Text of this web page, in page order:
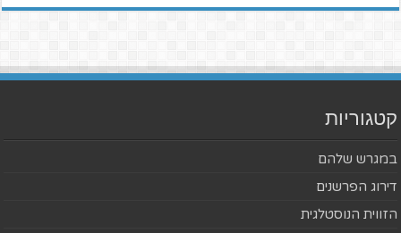
קטגוריות
במגרש שלהם
דירוג הפרשנים
הזווית הנוסטלגית